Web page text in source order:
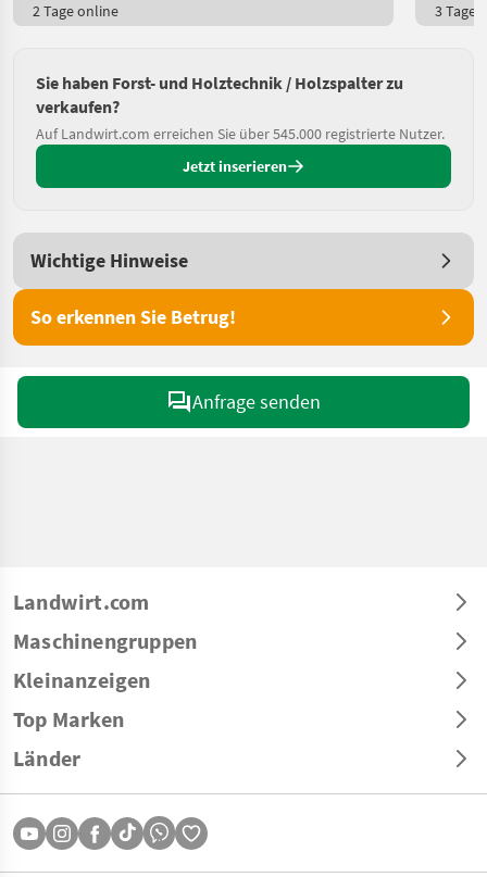
2 Tage online 3 Tage
Sie haben Forst- und Holztechnik / Holzspalter zu
verkaufen?
Auf Landwirt.com erreichen Sie über 545.000 registrierte Nutzer.
Jetzt inserieren
Wichtige Hinweise
So erkennen Sie Betrug!
Anfrage senden
Landwirt.com
Maschinengruppen
Kleinanzeigen
Top Marken
Länder